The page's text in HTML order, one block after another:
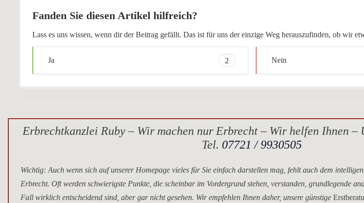
Fanden Sie diesen Artikel hilfreich?
Lass es uns wissen, wenn dir der Beitrag gefällt. Das ist für uns der einzige Weg herauszufinden, ob wir
Ja 2 Nein
Erbrechtkanzlei Ruby – Wir machen nur Erbrecht – Wir helfen Ihnen
Tel. 07721 / 9930505
Wichtig: Auch wenn sich auf unserer Homepage vieles für Sie einfach darstellen mag, fehlt auch dem
Erbrecht. Oft werden schwierigste Punkte, die scheinbar im Vordergrund stehen, verstanden, grundlegende
Fall wirklich entscheidend sind, aber gar nicht gesehen. Wir empfehlen Ihnen daher, unsere günstige